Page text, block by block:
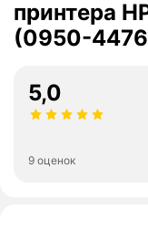
принтера
(0950-
OfficeJet
N6350
5,0
9 оценок